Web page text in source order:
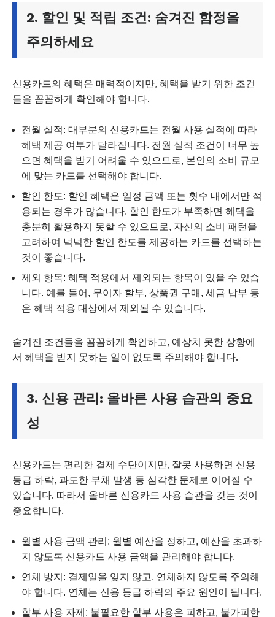
2. 할인 및 적립 조건: 숨겨진 함정을
주의하세요
신용카드의 혜택은 매력적이지만, 혜택을 받기 위한 조건
들을 꼼꼼하게 확인해야 합니다.
전월 실적: 대부분의 신용카드는 전월 사용 실적에 따라
혜택 제공 여부가 달라집니다. 전월 실적 조건이 너무 높
으면 혜택을 받기 어려울 수 있으므로, 본인의 소비 규모
에 맞는 카드를 선택해야 합니다.
할인 한도: 할인 혜택은 일정 금액 또는 횟수 내에서만 적
용되는 경우가 많습니다. 할인 한도가 부족하면 혜택을
충분히 활용하지 못할 수 있으므로, 자신의 소비 패턴을
고려하여 넉넉한 할인 한도를 제공하는 카드를 선택하는
것이 좋습니다.
제외 항목: 혜택 적용에서 제외되는 항목이 있을 수 있습
니다. 예를 들어, 무이자 할부, 상품권 구매, 세금 납부 등
은 혜택 적용 대상에서 제외될 수 있습니다.
숨겨진 조건들을 꼼꼼하게 확인하고, 예상치 못한 상황에
서 혜택을 받지 못하는 일이 없도록 주의해야 합니다.
3. 신용 관리: 올바른 사용 습관의 중요
성
신용카드는 편리한 결제 수단이지만, 잘못 사용하면 신용
등급 하락, 과도한 부채 발생 등 심각한 문제로 이어질 수
있습니다. 따라서 올바른 신용카드 사용 습관을 갖는 것이
중요합니다.
월별 사용 금액 관리: 월별 예산을 정하고, 예산을 초과하
지 않도록 신용카드 사용 금액을 관리해야 합니다.
연체 방지: 결제일을 잊지 않고, 연체하지 않도록 주의해
야 합니다. 연체는 신용 등급 하락의 주요 원인이 됩니다.
할부 사용 자제: 불필요한 할부 사용은 피하고, 불가피한